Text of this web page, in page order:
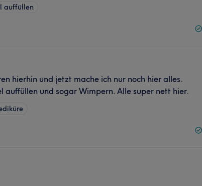
auffüllen
hierhin und jetzt mache ich nur noch hier alles.
auffüllen und sogar Wimpern. Alle super nett hier.